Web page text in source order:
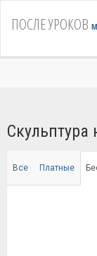
ПОСЛЕ УРОКОВ
Скульптура
Все Платные